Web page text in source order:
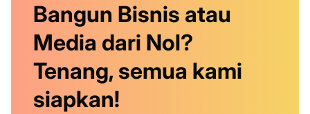
Bangun Bisnis atau
Media dari Nol?
Tenang, semua kami
siapkan!